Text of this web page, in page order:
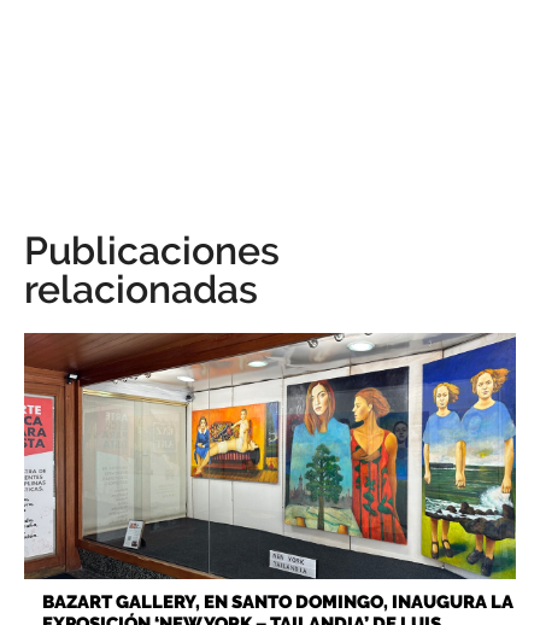
Publicaciones
relacionadas
BAZART GALLERY, EN SANTO DOMINGO, INAUGURA LA